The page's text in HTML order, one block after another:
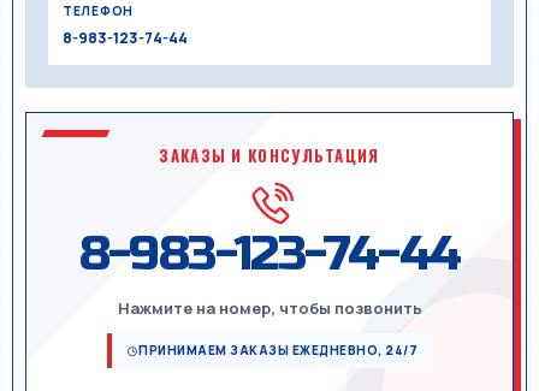
ТЕЛЕФОН
8-983-123-74-44
ЗАКАЗЫ И КОНСУЛЬТАЦИЯ
8-983-123-74-44
Нажмите на номер, чтобы позвонить
ПРИНИМАЕМ ЗАКАЗЫ ЕЖЕДНЕВНО, 24/7